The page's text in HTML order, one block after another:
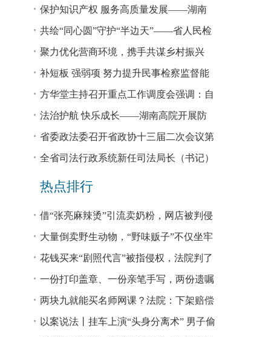
回税款损失48.2亿元
保护知识产权 服务高质量发展——湖南
省公安厅公布打击侵犯知识产权犯罪10起
典型案例
共绘“同心圆”守护“半边天”——省人民检
察院、省妇联共同主办检察开放日活动
聚力优化营商环境，携手共谋乡村振兴
—— 省法院驻大坪村工作队、村“两委”干
部赴企参观学习调研
补短板 强弱项 努力提升民事检察监督能
力
方华堂主持召开重点工作调度会强调：自
我加压 砥砺奋进 推动工作更有成效 更加
出彩
法治护航 快乐成长——湖南高院开展防
欺凌、防性侵公益普法宣讲
省委政法委召开省政协十三届二次会议第
0327号提案办理座谈会
全省司法行政系统新任司法局长（书记）
培训班开班 方华堂作专题辅导
热点排行
借“张亮麻辣烫”引流卖奶粉，网店被判侵
权！
大量倒卖野生动物，“野味贩子”不仅坐牢
还得赔钱
花钱买来“剧照代言”被指侵权，法院判了
一份打印盖章、一份亲笔手写，两份遗嘱
谁说了算？
两块九就能买名师网课？法院：下架赔偿
以案说法丨挂车上演“头身分离术” 男子偷